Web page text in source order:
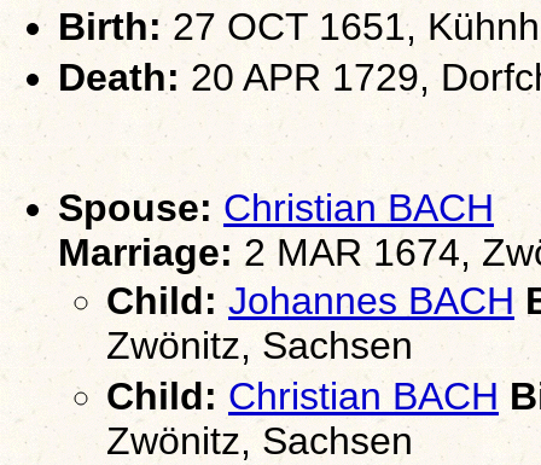
Birth:27 OCT 1651,
Death: 20 APR 1729,
Spouse: Christian BACH
Marriage: 2 MAR 1674,
Child: Johannes BACH
Zwönitz, Sachsen
Child: Christian BACH
Zwönitz, Sachsen